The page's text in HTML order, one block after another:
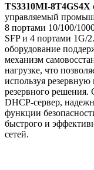
TS3310MI-8T4GS4X
управляемый
8 портами 10/100/
SFP и 4 портами 1G/
оборудование
механизм
нагрузке, что
используя
резервного решения.
DHCP-сервер,
функции
быстрого и
сетей.